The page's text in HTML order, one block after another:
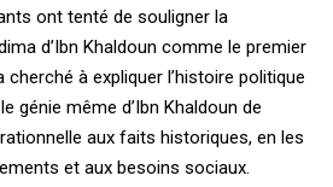
ont tenté de souligner la
d’Ibn Khaldoun comme le premier
cherché à expliquer l’histoire politique
génie même d’Ibn Khaldoun de
aux faits historiques, en les
et aux besoins sociaux.